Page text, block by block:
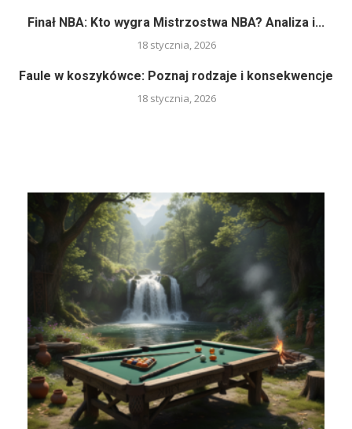
Finał NBA: Kto wygra Mistrzostwa NBA? Analiza i...
18 stycznia, 2026
Faule w koszykówce: Poznaj rodzaje i konsekwencje
18 stycznia, 2026